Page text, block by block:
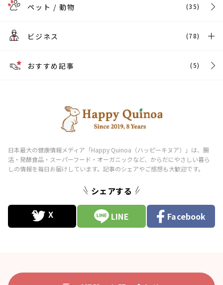
ペット / 動物 (35)
ビジネス (78)
おすすめ記事 (5)
シェアする
LINE Facebook